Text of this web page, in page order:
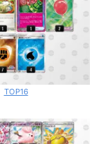
TOP16